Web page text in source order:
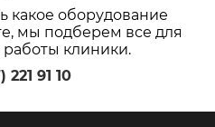
какое оборудование
мы подберем все для
клиники.
221 91 10